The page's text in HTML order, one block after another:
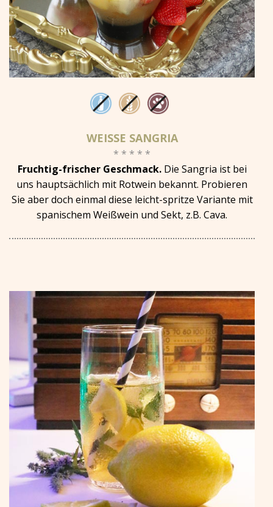
WEISSE SANGRIA
* * * * *
Fruchtig-frischer Geschmack.Die Sangria ist bei
uns hauptsächlich mit Rotwein bekannt. Probieren
Sie aber doch einmal diese leicht-spritze Variante mit
spanischem Weißwein und Sekt, z.B. Cava.